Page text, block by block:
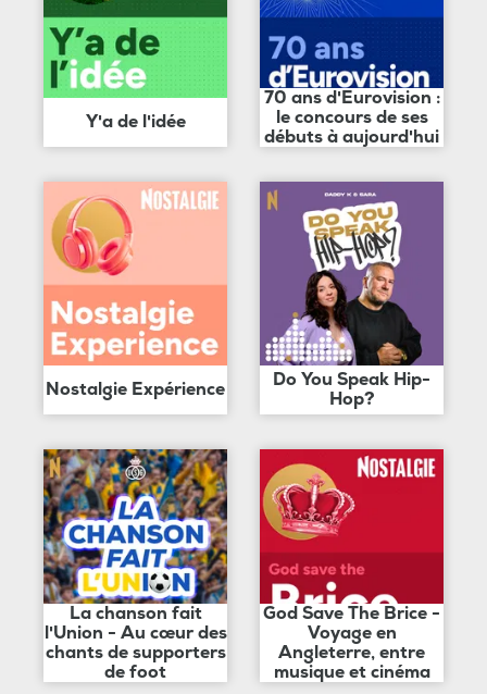
Y'a de l'idée
70 ans d'Eurovision :
le concours de ses
débuts à aujourd'hui
Nostalgie Expérience
Do You Speak Hip-
Hop?
La chanson fait
l'Union - Au cœur des
chants de supporters
de foot
God Save The Brice -
Voyage en
Angleterre, entre
musique et cinéma